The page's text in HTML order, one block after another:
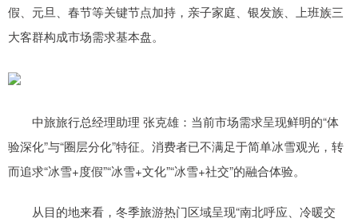
假、元旦、春节等关键节点加持，亲子家庭、银发族、上班族三
大客群构成市场需求基本盘。
中旅旅行总经理助理 张克雄：当前市场需求呈现鲜明的“体
验深化”与“圈层分化”特征。消费者已不满足于简单冰雪观光，转
而追求“冰雪+度假”“冰雪+文化”“冰雪+社交”的融合体验。
从目的地来看，冬季旅游热门区域呈现“南北呼应、冷暖交